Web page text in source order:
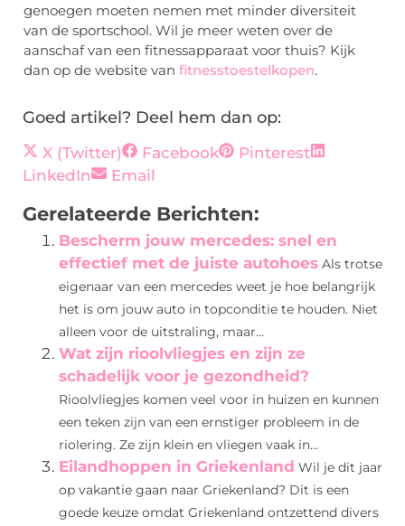
genoegen moeten nemen met minder diversiteit
van de sportschool. Wil je meer weten over de
aanschaf van een fitnessapparaat voor thuis? Kijk
dan op de website van fitnesstoestelkopen.
Goed artikel? Deel hem dan op:
X (Twitter) Facebook
Pinterest
LinkedIn
Email
Gerelateerde Berichten:
Bescherm jouw mercedes: snel en
effectief met de juiste autohoes Als trotse
eigenaar van een mercedes weet je hoe belangrijk
het is om jouw auto in topconditie te houden. Niet
alleen voor de uitstraling, maar...
Wat zijn rioolvliegjes en zijn ze
schadelijk voor je gezondheid?
Rioolvliegjes komen veel voor in huizen en kunnen
een teken zijn van een ernstiger probleem in de
riolering. Ze zijn klein en vliegen vaak in...
Eilandhoppen in Griekenland Wil je dit jaar
op vakantie gaan naar Griekenland? Dit is een
goede keuze omdat Griekenland ontzettend divers